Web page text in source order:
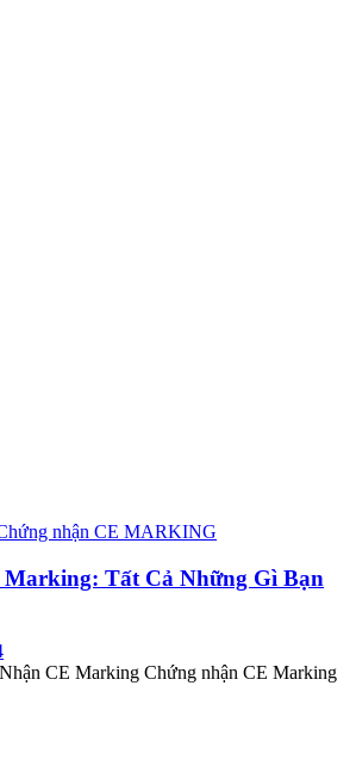
nhận CE MARKING
Tất Cả Những Gì Bạn
CE Marking Chứng nhận CE Marking